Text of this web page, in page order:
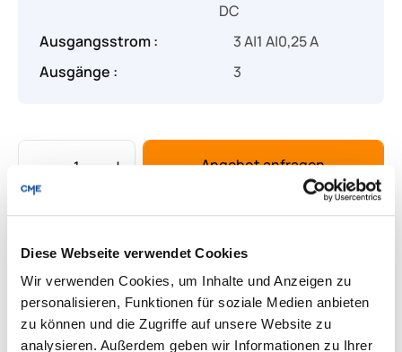
Diese Webseite verwendet Cookies
Wir verwenden Cookies, um Inhalte und Anzeigen zu
personalisieren, Funktionen für soziale Medien anbieten
zu können und die Zugriffe auf unsere Website zu
analysieren. Außerdem geben wir Informationen zu Ihrer
Per E-mail versenden
DC
Ausgangsstrom :
3 A|1 A|0,25 A
Ausgänge :
3
Produkt Anzahl: Gib den gewünschten
Angebot anfragen
Downloads zum Produkt